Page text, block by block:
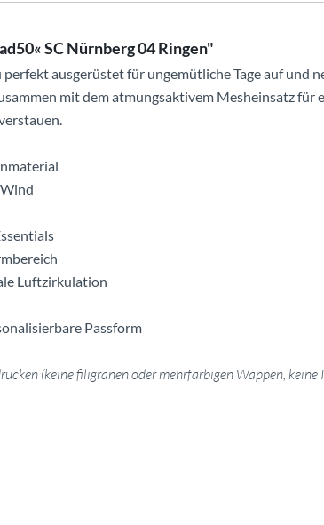
SC Nürnberg 04 Ringen"
ausgerüstet für ungemütliche Tage auf und
mit dem atmungsaktivem Mesheinsatz
Luftzirkulation
Passform
(keine filigranen oder mehrfarbigen Wappen,